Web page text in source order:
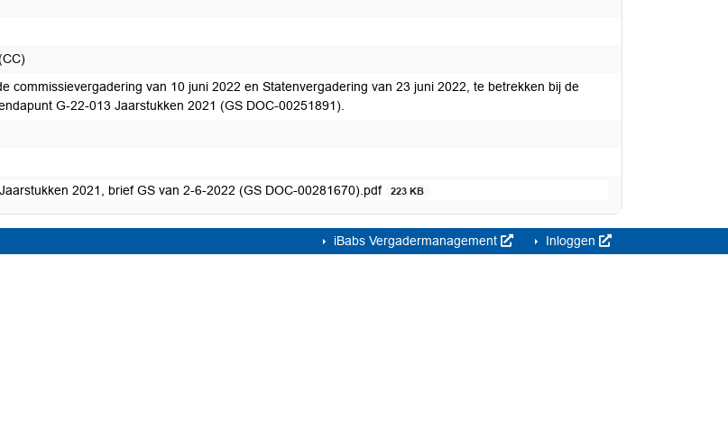
commissievergadering van 10 juni 2022 en Statenvergadering van 23 juni 2022, te betrekken bij de
G-22-013 Jaarstukken 2021 (GS DOC-00251891).
2021, brief GS van 2-6-2022 (GS DOC-00281670).pdf 223 KB
iBabs Vergadermanagement Inloggen